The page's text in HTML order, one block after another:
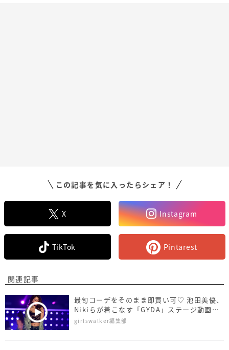
この記事を気に入ったらシェア！
X Instagram
TikTok Pintarest
関連記事
最旬コーデをそのまま即買い可♡ 池田美優、
Nikiらが着こなす「GYDA」ステージ動画を
公開〈TGC2018 A/W〉
girlswalker編集部